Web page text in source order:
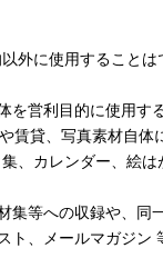
外に使用することは
を営利目的に使用す
賃貸、写真素材自体
、カレンダー、絵は
集等への収録や、同
ト、メールマガジン